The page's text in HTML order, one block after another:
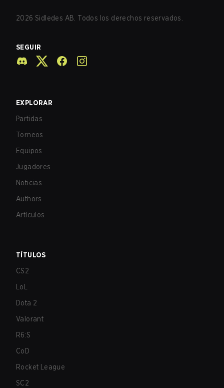
2026 Sidledes AB. Todos los derechos reservados.
SEGUIR
EXPLORAR
Partidas
Torneos
Equipos
Jugadores
Noticias
Authors
Artículos
TÍTULOS
CS2
LoL
Dota 2
Valorant
R6:S
CoD
Rocket League
SC2